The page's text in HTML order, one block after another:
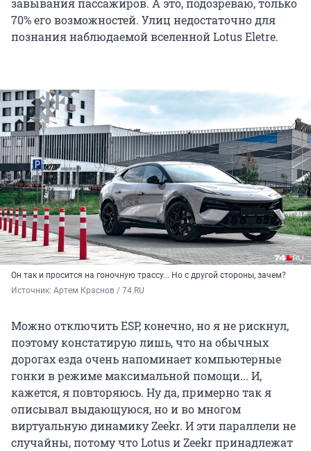
70% его возможностей. Улиц недостаточно для
познания наблюдаемой вселенной Lotus Eletre.
Он так и просится на гоночную трассу... Но с другой стороны, зачем?
Источник: Артем Краснов / 74.RU
Можно отключить ESP, конечно, но я не рискнул,
поэтому констатирую лишь, что на обычных
дорогах езда очень напоминает компьютерные
гонки в режиме максимальной помощи... И,
кажется, я повторяюсь. Ну да, примерно так я
описывал выдающуюся, но и во многом
виртуальную динамику Zeekr. И эти параллели не
случайны, потому что Lotus и Zeekr принадлежат